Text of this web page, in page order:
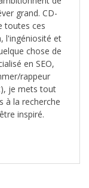
grand. CD-
toutes ces
l'ingéniosité et
chose de
en SEO,
rappeur
je mets tout
à la recherche
inspiré.